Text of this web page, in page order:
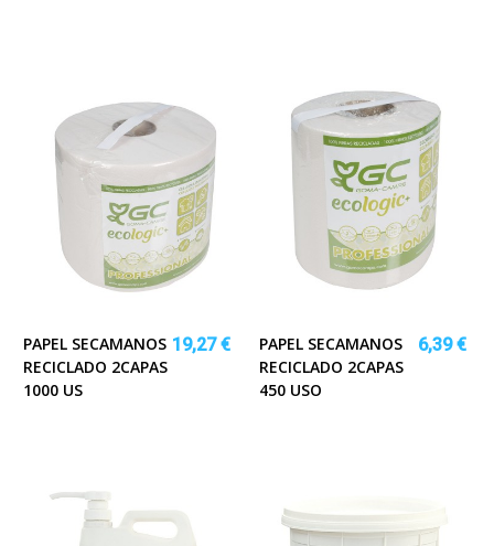
PAPEL SECAMANOS
RECICLADO 2CAPAS
1000 US
19,27 €
PAPEL SECAMANOS
RECICLADO 2CAPAS
450 USO
6,39 €